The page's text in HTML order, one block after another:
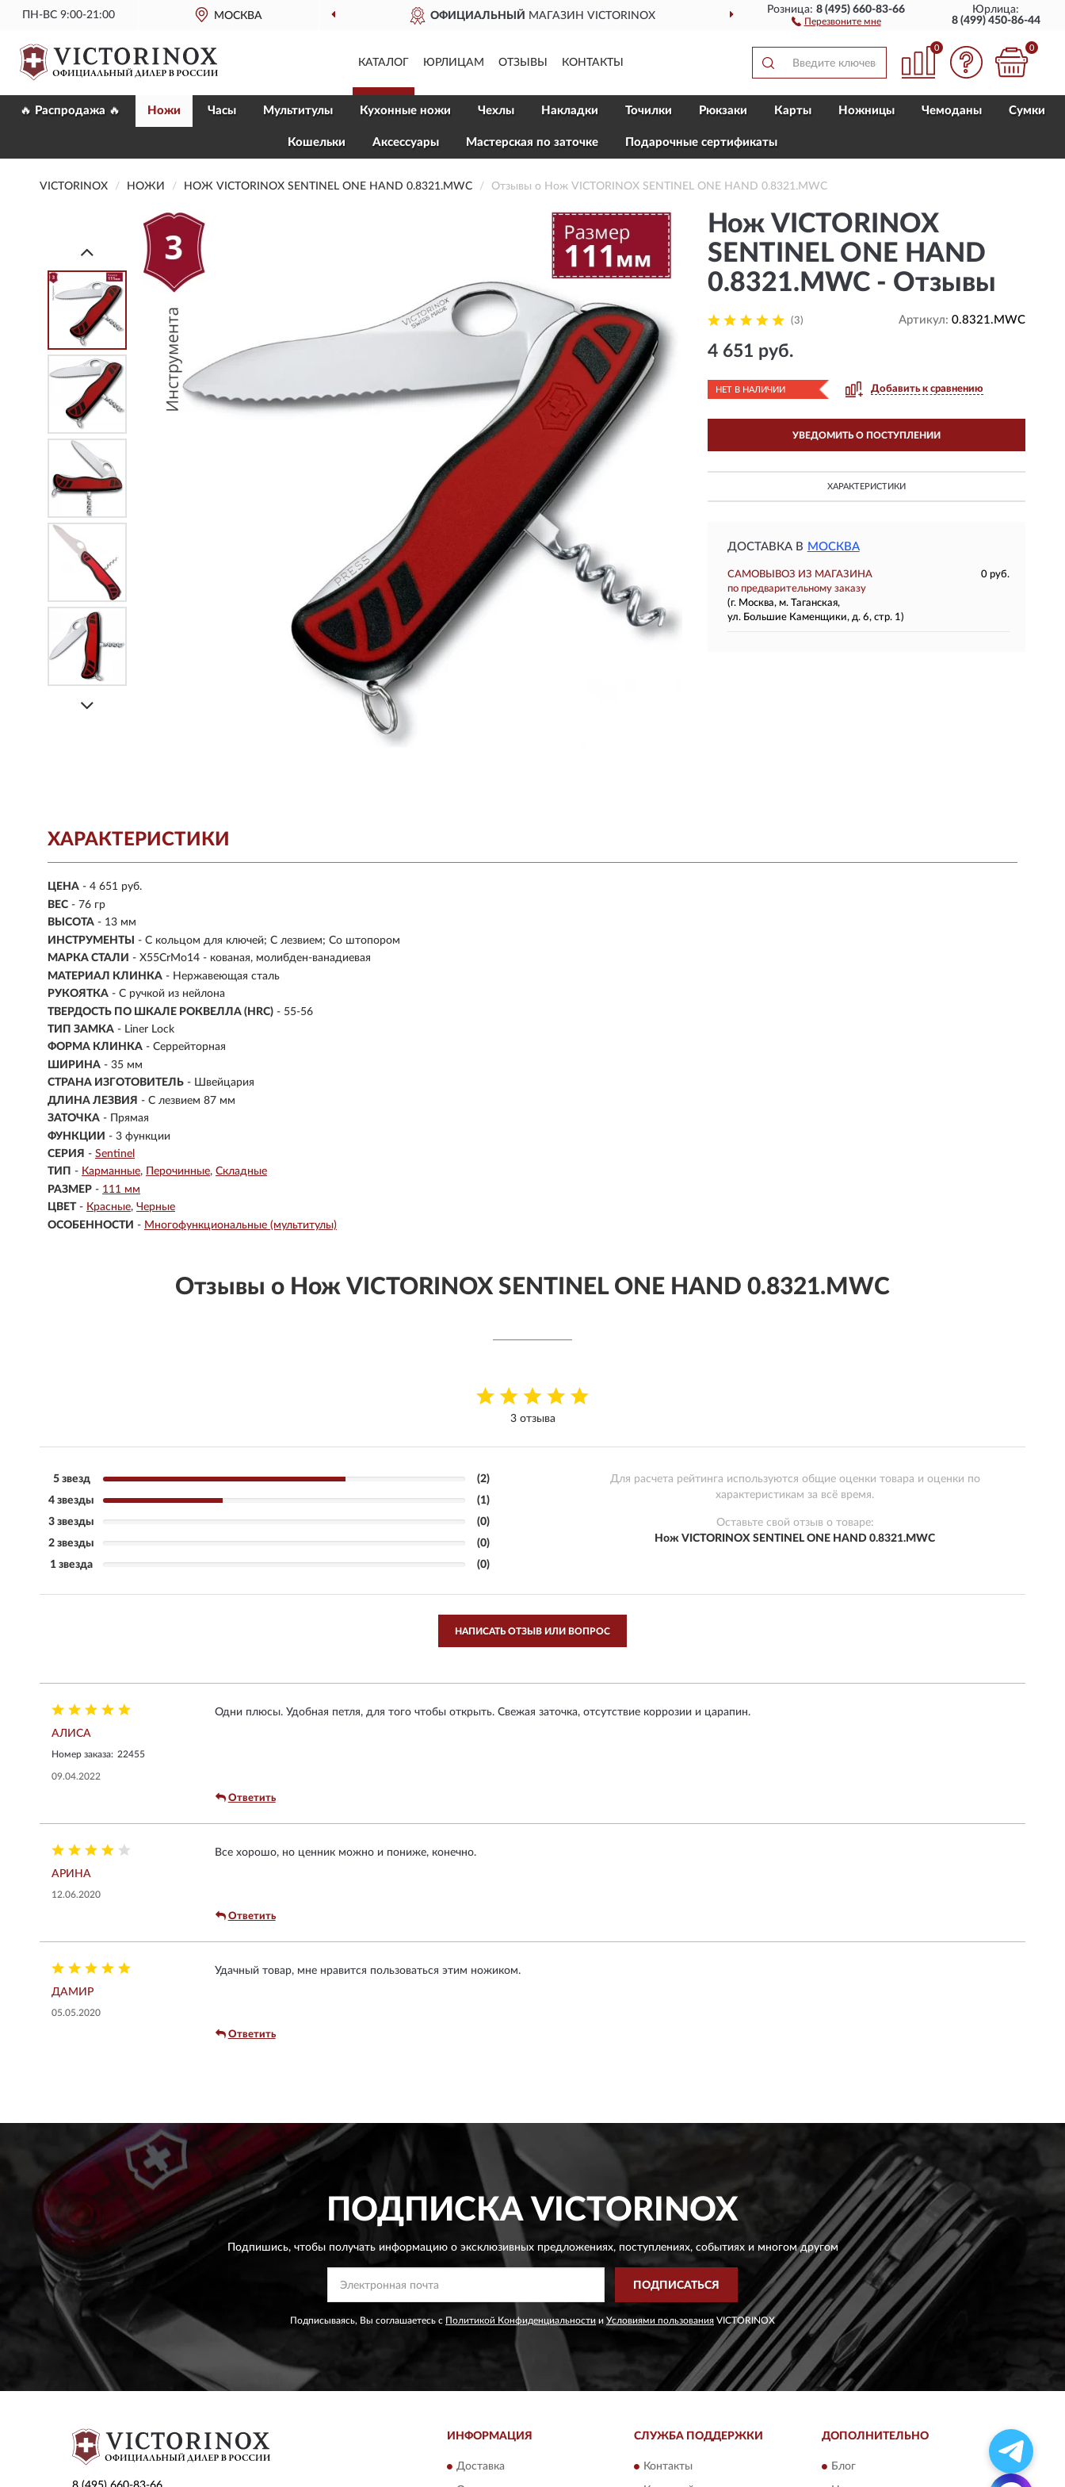
ПН-ВС 9:00-21:00 МОСКВА ОФИЦИАЛЬНЫЙМАГАЗИН VICTORINOX ДОСТАВИМПО ВСЕЙ РОССИИ
Розница:8 (495) 660-83-66
Перезвоните мне
Юрлица:
8 (499) 450-86-44
КАТАЛОГ ЮРЛИЦАМ ОТЗЫВЫ КОНТАКТЫ
0 0
🔥 Распродажа 🔥 Ножи Часы Мультитулы Кухонные ножи Чехлы Накладки Точилки Рюкзаки Карты Ножницы Чемоданы Сумки
Кошельки Aксессуары Мастерская по заточке Подарочные сертификаты
VICTORINOX НОЖИ НОЖ VICTORINOX SENTINEL ONE HAND 0.8321.MWC Отзывы о Нож VICTORINOX SENTINEL ONE HAND 0.8321.MWC
Нож VICTORINOX
SENTINEL ONE HAND
0.8321.MWC - Отзывы
(3) Артикул: 0.8321.MWC
4 651 руб.
НЕТ В НАЛИЧИИ Добавить к сравнению
УВЕДОМИТЬ О ПОСТУПЛЕНИИ
ХАРАКТЕРИСТИКИ
ДОСТАВКА В МОСКВА
САМОВЫВОЗ ИЗ МАГАЗИНА
0 руб.
по предварительному заказу
(г. Москва, м. Таганская,
ул. Большие Каменщики, д. 6, стр. 1)
ХАРАКТЕРИСТИКИ
ЦЕНА - 4 651 руб.
ВЕС - 76 гр
ВЫСОТА - 13 мм
ИНСТРУМЕНТЫ
- С кольцом для ключей; С лезвием; Со штопором
МАРКА СТАЛИ - X55CrMo14 - кованая, молибден-ванадиевая
МАТЕРИАЛ КЛИНКА - Нержавеющая сталь
РУКОЯТКА - С ручкой из нейлона
ТВЕРДОСТЬ ПО ШКАЛЕ РОКВЕЛЛА (HRC) - 55-56
ТИП ЗАМКА - Liner Lock
ФОРМА КЛИНКА - Серрейторная
ШИРИНА - 35 мм
СТРАНА ИЗГОТОВИТЕЛЬ - Швейцария
ДЛИНА ЛЕЗВИЯ - С лезвием 87 мм
ЗАТОЧКА - Прямая
ФУНКЦИИ - 3 функции
СЕРИЯ - Sentinel
ТИП - Карманные Перочинные Складные
РАЗМЕР - 111 мм
ЦВЕТ - Красные Черные
ОСОБЕННОСТИ - Многофункциональные (мультитулы)
Отзывы о Нож VICTORINOX SENTINEL ONE HAND 0.8321.MWC
3 отзыва
5 звезд
(2)
4 звезды
(1)
3 звезды
(0)
2 звезды
(0)
1 звезда
(0)
Для расчета рейтинга используются общие оценки товара и оценки по
характеристикам за всё время.
Оставьте свой отзыв о товаре:
Нож VICTORINOX SENTINEL ONE HAND 0.8321.MWC
НАПИСАТЬ ОТЗЫВ ИЛИ ВОПРОС
АЛИСА
Номер заказа: 22455
09.04.2022
Одни плюсы. Удобная петля, для того чтобы открыть. Свежая заточка, отсутствие коррозии и царапин.
Ответить
АРИНА
12.06.2020
Все хорошо, но ценник можно и пониже, конечно.
Ответить
ДАМИР
05.05.2020
Удачный товар, мне нравится пользоваться этим ножиком.
Ответить
ПОДПИСКАVICTORINOX
Подпишись, чтобы получать информацию о эксклюзивных предложениях,поступлениях, событиях и многом другом
ПОДПИСАТЬСЯ
Подписываясь, Вы соглашаетесь с Политикой Конфиденциальности и Условиями пользования VICTORINOX
ИНФОРМАЦИЯ
Доставка
СЛУЖБА ПОДДЕРЖКИ
Контакты
ДОПОЛНИТЕЛЬНО
Блог